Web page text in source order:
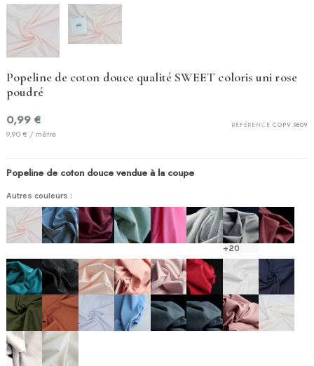
Popeline de coton douce qualité SWEET coloris uni rose
poudré
RÉFÉRENCE COPV.9609
0,99 €
9,90 € / mètre
Popeline de coton douce vendue à la coupe
Autres couleurs :
+20